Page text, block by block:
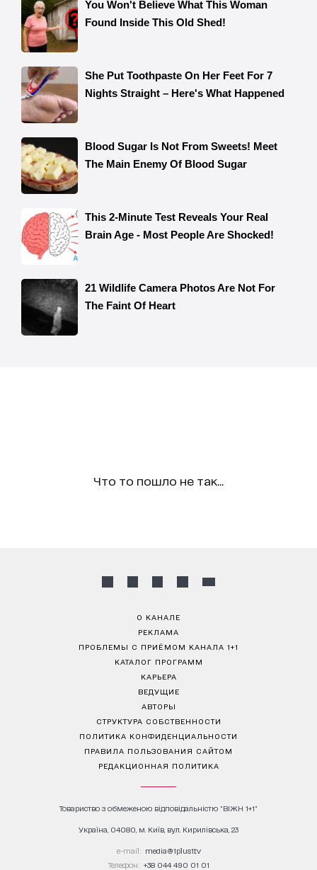
Что то пошло не так...
О КАНАЛЕ
РЕКЛАМА
ПРОБЛЕМЫ С ПРИЁМОМ КАНАЛА 1+1
КАТАЛОГ ПРОГРАММ
КАРЬЕРА
ВЕДУЩИЕ
АВТОРЫ
СТРУКТУРА СОБСТВЕННОСТИ
ПОЛИТИКА КОНФИДЕНЦИАЛЬНОСТИ
ПРАВИЛА ПОЛЬЗОВАНИЯ САЙТОМ
РЕДАКЦИОННАЯ ПОЛИТИКА
Товариство з обмеженою відповідальністю "ВІЖН 1+1"
Україна, 04080, м. Київ, вул. Кирилівська, 23
е-mail: media@1plus1.tv
Телефон: +38 044 490 01 01